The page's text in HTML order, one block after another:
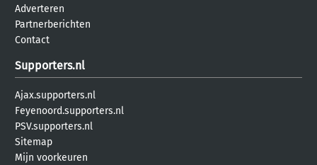
Adverteren
Partnerberichten
Contact
Supporters.nl
Ajax.supporters.nl
Feyenoord.supporters.nl
PSV.supporters.nl
Sitemap
Mijn voorkeuren